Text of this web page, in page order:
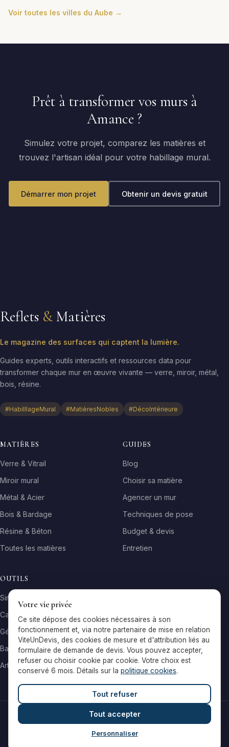
Voir toutes les villes du Aube →
Prêt à transformer vos murs à
Amance ?
Simulez votre projet, comparez les matières et
trouvez l'artisan idéal pour votre habillage mural.
Démarrer mon projet Obtenir un devis gratuit
Reflets & Matières
Le magazine des surfaces qui captent la lumière.
Guides experts, outils interactifs et ressources data pour
transformer chaque mur en œuvre vivante — verre, miroir, métal,
bois, résine.
#HabilllageMural #MatièresNobles #DécoIntérieure
MATIÈRES
Verre & Vitrail
Miroir mural
Métal & Acier
Bois & Bardage
Résine & Béton
Toutes les matières
GUIDES
Blog
Choisir sa matière
Agencer un mur
Techniques de pose
Budget & devis
Entretien
OUTILS
Simulateur matière
Calculateur surface
Générateur galerie
Baromètre de prix
Artisans par ville
© 2026 Reflets & Matières — Tous droits réservés
Mentions légales
Cookies
Votre vie privée
Ce site dépose des cookies nécessaires à son
fonctionnement et, via notre partenaire de mise en relation
ViteUnDevis, des cookies de mesure et d'attribution liés au
formulaire de demande de devis. Vous pouvez accepter,
refuser ou choisir cookie par cookie. Votre choix est
conservé 6 mois. Détails sur la politique cookies.
Tout refuser
Tout accepter
Personnaliser